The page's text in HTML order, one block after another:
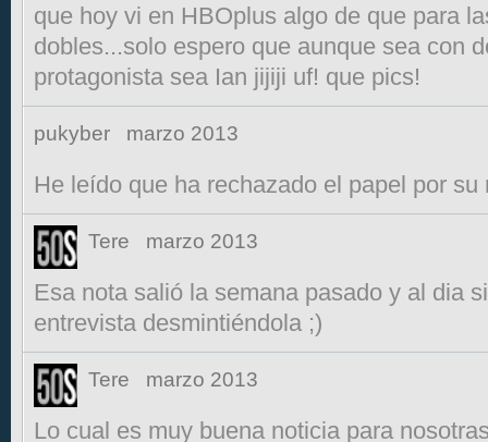
que hoy vi en HBOplus algo de que para
dobles...solo espero que aunque sea con
protagonista sea Ian jijiji uf! que pics!
pukyber marzo 2013
He leído que ha rechazado el papel por su
Tere marzo 2013
Esa nota salió la semana pasado y al dia
entrevista desmintiéndola ;)
Tere marzo 2013
Lo cual es muy buena noticia para